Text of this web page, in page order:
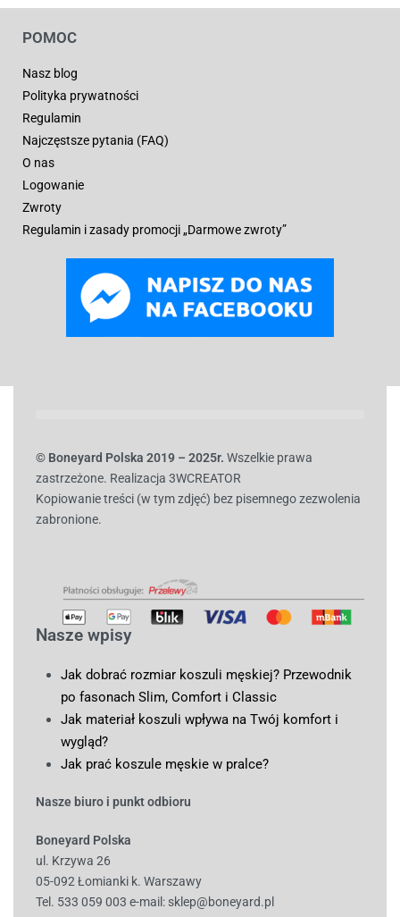
POMOC
Nasz blog
Polityka prywatności
Regulamin
Najczęstsze pytania (FAQ)
O nas
Logowanie
Zwroty
Regulamin i zasady promocji „Darmowe zwroty”
© Boneyard Polska 2019 – 2025r. Wszelkie prawa
zastrzeżone. Realizacja 3WCREATOR
Kopiowanie treści (w tym zdjęć) bez pisemnego zezwolenia
zabronione.
Nasze wpisy
Jak dobrać rozmiar koszuli męskiej? Przewodnik
po fasonach Slim, Comfort i Classic
Jak materiał koszuli wpływa na Twój komfort i
wygląd?
Jak prać koszule męskie w pralce?
Nasze biuro i punkt odbioru
Boneyard Polska
ul. Krzywa 26
05-092 Łomianki k. Warszawy
Tel. 533 059 003 e-mail: sklep@boneyard.pl